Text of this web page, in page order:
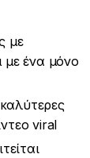
με
με ένα μόνο
viral